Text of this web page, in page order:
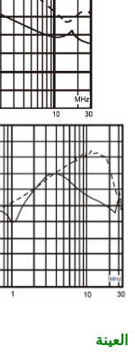
العينة